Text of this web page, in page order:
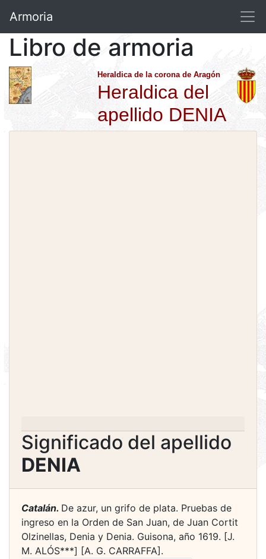
Armoria
Libro de armoria
Heraldica de la corona de Aragón
Heraldica del
apellido DENIA
Significado del apellido
DENIA
Catalán. De azur, un grifo de plata. Pruebas de
ingreso en la Orden de San Juan, de Juan Cortit
Olzinellas, Denia y Denia. Guisona, año 1619. [J.
M. ALÓS***] [A. G. CARRAFFA].